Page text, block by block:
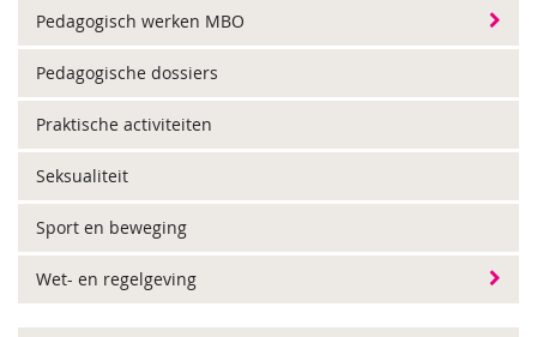
Pedagogisch werken MBO
Pedagogische dossiers
Praktische activiteiten
Seksualiteit
Sport en beweging
Wet- en regelgeving